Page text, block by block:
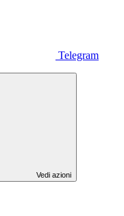
Telegram
Vedi azioni